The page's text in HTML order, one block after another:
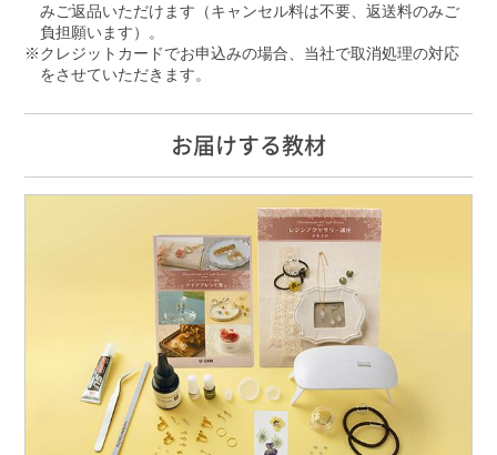
みご返品いただけます（キャンセル料は不要、返送料のみご
負担願います）。
クレジットカードでお申込みの場合、当社で取消処理の対応
をさせていただきます。
お届けする教材